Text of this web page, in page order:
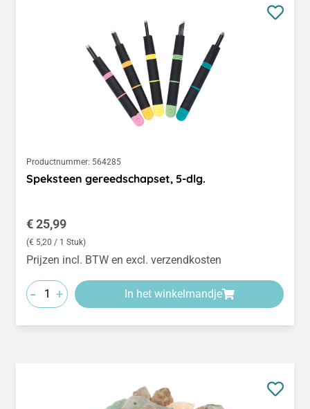
Productnummer: 564285
Speksteen gereedschapset, 5-dlg.
Normale prijs:
€ 25,99
(€ 5,20 / 1 Stuk)
Prijzen incl. BTW en excl. verzendkosten
- + In het winkelmandje